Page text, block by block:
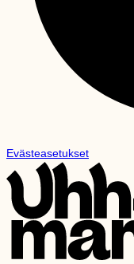
Evästeasetukset